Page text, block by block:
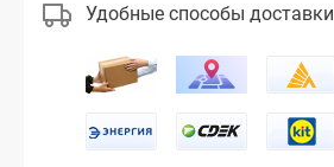
Удобные способы доставки